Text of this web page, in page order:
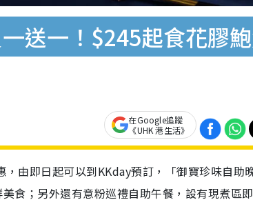
送一！$245起食花膠
在Google追蹤
《UHK 港生活》
由即日起可以到KKday預訂，「御寶珍味自助晚
食；另外還有意粉巡禮自助午餐，設有現煮區